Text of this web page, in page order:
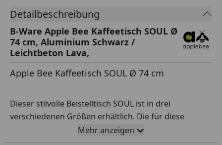
Detailbeschreibung
B-Ware Apple Bee Kaffeetisch SOUL Ø
74 cm, Aluminium Schwarz /
Leichtbeton Lava,
Apple Bee Kaffeetisch SOUL Ø 74 cm
Dieser stilvolle Beistelltisch SOUL ist in drei
verschiedenen Größen erhältlich. Die für diese
Beistelltische verwendeten Materialien sind
wasserdicht, leicht zu pflegen und daher sehr gut für
Mehr anzeigen